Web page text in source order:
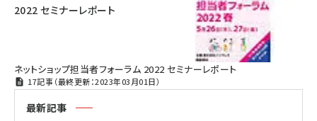
2022 セミナーレポート
ネットショップ担当者フォーラム 2022 セミナーレポート
17記事（最終更新：2023年03月01日）
最新記事